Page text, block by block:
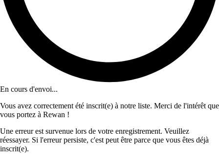
En cours d'envoi...
Vous avez correctement été inscrit(e) à notre liste. Merci de l'intérêt que
vous portez à Rewan !
Une erreur est survenue lors de votre enregistrement. Veuillez
réessayer. Si l'erreur persiste, c'est peut être parce que vous êtes déjà
inscrit(e).